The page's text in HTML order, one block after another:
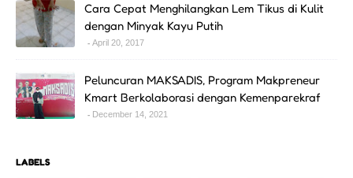
Cara Cepat Menghilangkan Lem Tikus di Kulit
dengan Minyak Kayu Putih
April 20, 2017
Peluncuran MAKSADIS, Program Makpreneur
Kmart Berkolaborasi dengan Kemenparekraf
December 14, 2021
LABELS